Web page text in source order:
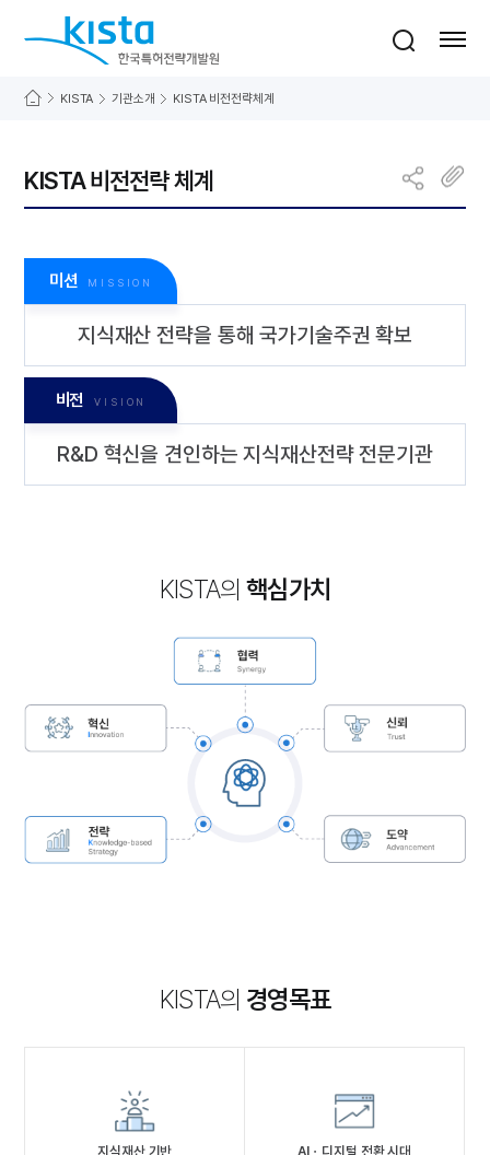
한국특허전략개발원
통합검색
사이트맵 열기
KISTA 기관소개 KISTA 비전전략체계
KISTA 비전전략 체계
미션 MISSION
지식재산 전략을 통해 국가기술주권 확보
비전 VISION
R&D 혁신을 견인하는 지식재산전략 전문기관
KISTA의 핵심가치
KISTA의 경영목표
지식재산 기반
AIㆍ디지털 전환 시대